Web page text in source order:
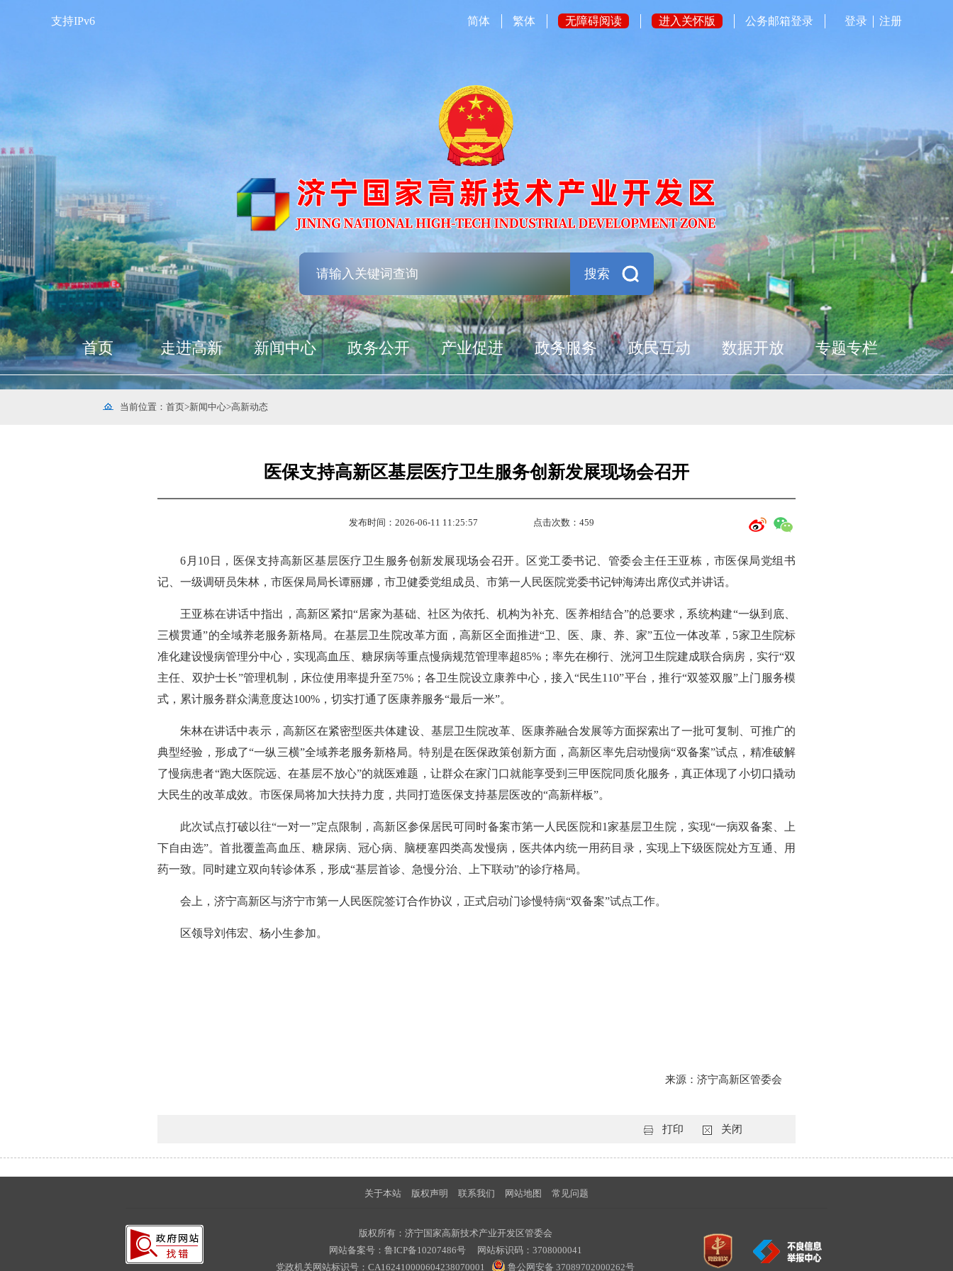
支持IPv6 简体 繁体 无障碍阅读 进入关怀版 公务邮箱登录 登录 注册
搜索
首页 走进高新 新闻中心 政务公开 产业促进 政务服务 政民互动 数据开放 专题专栏
当前位置： 首页>新闻中心>高新动态
医保支持高新区基层医疗卫生服务创新发展现场会召开
发布时间：2026-06-11 11:25:57 点击次数： 459
6月10日，医保支持高新区基层医疗卫生服务创新发展现场会召开。区党工委书记、管委会主任王亚栋，市医保局党组书
记、一级调研员朱林，市医保局局长谭丽娜，市卫健委党组成员、市第一人民医院党委书记钟海涛出席仪式并讲话。
王亚栋在讲话中指出，高新区紧扣“居家为基础、社区为依托、机构为补充、医养相结合”的总要求，系统构建“一纵到底、
三横贯通”的全域养老服务新格局。在基层卫生院改革方面，高新区全面推进“卫、医、康、养、家”五位一体改革，5家卫生院标
准化建设慢病管理分中心，实现高血压、糖尿病等重点慢病规范管理率超85%；率先在柳行、洸河卫生院建成联合病房，实行“双
主任、双护士长”管理机制，床位使用率提升至75%；各卫生院设立康养中心，接入“民生110”平台，推行“双签双服”上门服务模
式，累计服务群众满意度达100%，切实打通了医康养服务“最后一米”。
朱林在讲话中表示，高新区在紧密型医共体建设、基层卫生院改革、医康养融合发展等方面探索出了一批可复制、可推广的
典型经验，形成了“一纵三横”全域养老服务新格局。特别是在医保政策创新方面，高新区率先启动慢病“双备案”试点，精准破解
了慢病患者“跑大医院远、在基层不放心”的就医难题，让群众在家门口就能享受到三甲医院同质化服务，真正体现了小切口撬动
大民生的改革成效。市医保局将加大扶持力度，共同打造医保支持基层医改的“高新样板”。
此次试点打破以往“一对一”定点限制，高新区参保居民可同时备案市第一人民医院和1家基层卫生院，实现“一病双备案、上
下自由选”。首批覆盖高血压、糖尿病、冠心病、脑梗塞四类高发慢病，医共体内统一用药目录，实现上下级医院处方互通、用
药一致。同时建立双向转诊体系，形成“基层首诊、急慢分治、上下联动”的诊疗格局。
会上，济宁高新区与济宁市第一人民医院签订合作协议，正式启动门诊慢特病“双备案”试点工作。
区领导刘伟宏、杨小生参加。
来源：济宁高新区管委会
打印 关闭
关于本站 版权声明 联系我们 网站地图 常见问题
版权所有：济宁国家高新技术产业开发区管委会
网站备案号： 鲁ICP备10207486号网站标识码：3708000041
党政机关网站标识号：CA162410000604238070001
鲁公网安备 37089702000262号